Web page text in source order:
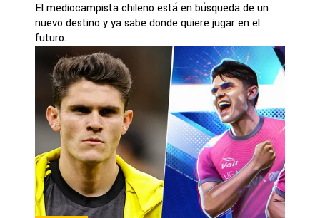
El mediocampista chileno está en búsqueda de un
nuevo destino y ya sabe donde quiere jugar en el
futuro.